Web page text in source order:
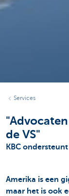
Services
de VS"
KBC
Amerika is een
maar het is ook